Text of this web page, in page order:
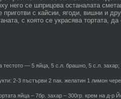
него се шприцова останалата
с кайсии, ягоди, вишни и
с която се украсява тортата,
тестото — 5 яйца, 5 с.л. брашно, 5 с.л.
2-3 пъстърви 2 пак. желатин 1 лимон
яйца – 7бр. захар – 300гр. крем на д-